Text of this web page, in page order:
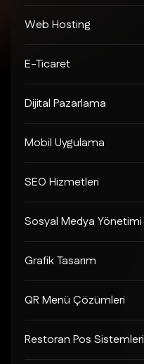
Web Hosting
E-Ticaret
Dijital Pazarlama
Mobil Uygulama
SEO Hizmetleri
Sosyal Medya Yönetimi
Grafik Tasarım
QR Menü Çözümleri
Restoran Pos Sistemleri